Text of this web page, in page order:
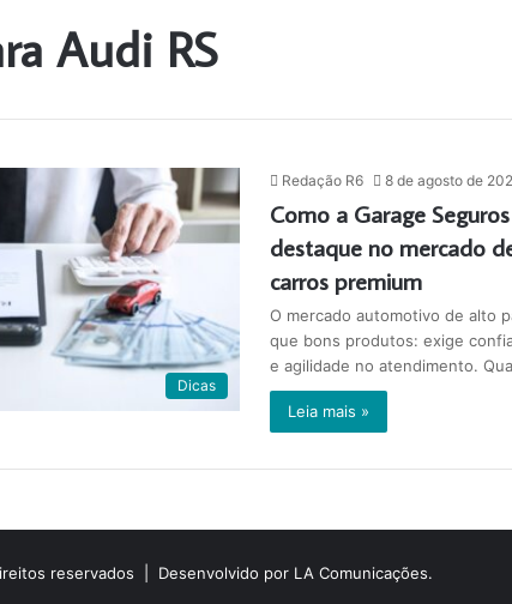
Audi RS
Dicas
Redação R6 8 de agosto de
Como a Garage
destaque no mercado
carros premium
O mercado automotivo de alto
que bons produtos: exige
e agilidade no atendimento.
Leia mais »
reservados | Desenvolvido por LA Comunicações.